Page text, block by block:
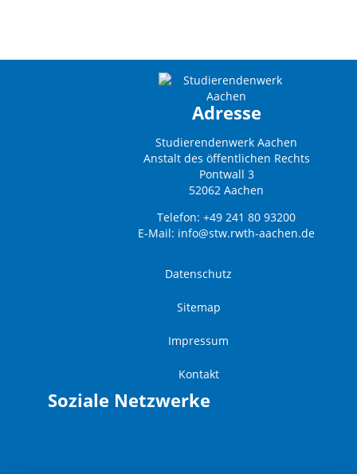
Adresse
Studierendenwerk Aachen
Anstalt des öffentlichen Rechts
Pontwall 3
52062 Aachen
Telefon: +49 241 80 93200
E-Mail: info@stw.rwth-aachen.de
Datenschutz
Sitemap
Impressum
Kontakt
Soziale Netzwerke